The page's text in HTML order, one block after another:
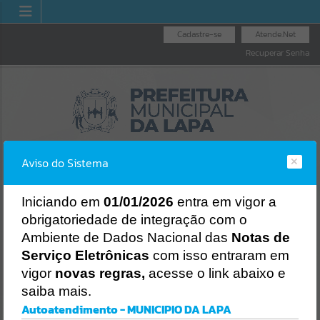
Atende.Net
Cadastre-se
Recuperar Senha
OUVIDORIA GERAL
DO MUNICÍPIO
LICITAÇÕES
NOTA FISCAL
ELETRÔNICA
Aviso do Sistema
Iniciando em 01/01/2026 entra em vigor a
obrigatoriedade de integração com o
Ambiente de Dados Nacional das Notas de
Serviço Eletrônicas com isso entraram em
vigor novas regras, acesse o link abaixo e
saiba mais.
Autoatendimento - MUNICIPIO DA LAPA
Erro
Gerenciamento do Sistema
Ocorreu um erro de script: